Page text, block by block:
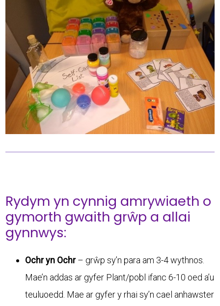
Rydym yn cynnig amrywiaeth o
gymorth gwaith grŵp a allai
gynnwys:
Ochr yn Ochr– grŵp sy’n para am 3-4 wythnos.
Mae’n addas ar gyfer Plant/pobl ifanc 6-10 oed a’u
teuluoedd. Mae ar gyfer y rhai sy’n cael anhawster